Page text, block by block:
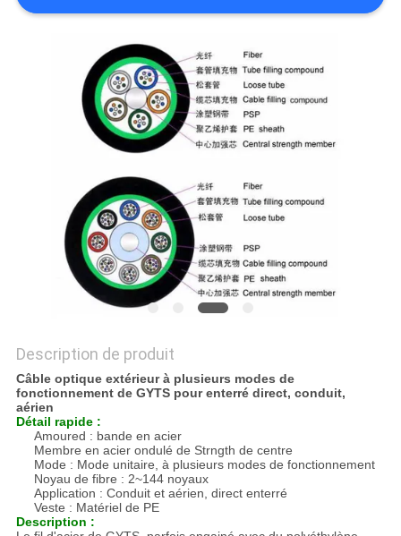
PRIVACY
Description de produit
Câble optique extérieur à plusieurs modes de
fonctionnement de GYTS pour enterré direct, conduit,
aérien
Détail rapide :
Amoured : bande en acier
Membre en acier ondulé de Strngth de centre
Mode : Mode unitaire, à plusieurs modes de fonctionnement
Noyau de fibre : 2~144 noyaux
Application : Conduit et aérien, direct enterré
Veste : Matériel de PE
Description :